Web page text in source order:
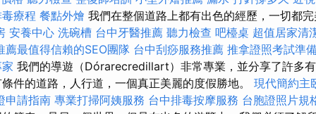
療程 餐點外燴 我們在整個道路上都有出色的經歷，一切都
安養中心 洗碗槽 台中牙醫推薦 聽力檢查 吧檯桌 超值居家清
薦最值得信賴的SEO團隊 台中刮痧服務推薦 推拿證照考試準
我們的導遊（Dórarecredillart）非常專業，並分享了許多
件的道路，人行道，一個真正美麗的度假勝地。 現代簡約主
申請指南 專業打掃阿姨服務 台中排毒按摩服務 台胞證照片規